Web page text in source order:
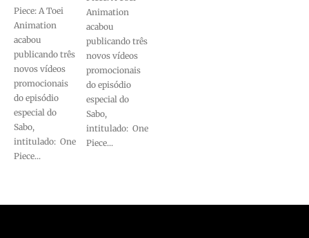
Piece: A Toei
Animation
acabou
publicando três
novos vídeos
promocionais
do episódio
especial do
Sabo,
intitulado: One
Piece...
Animation
acabou
publicando três
novos vídeos
promocionais
do episódio
especial do
Sabo,
intitulado: One
Piece...